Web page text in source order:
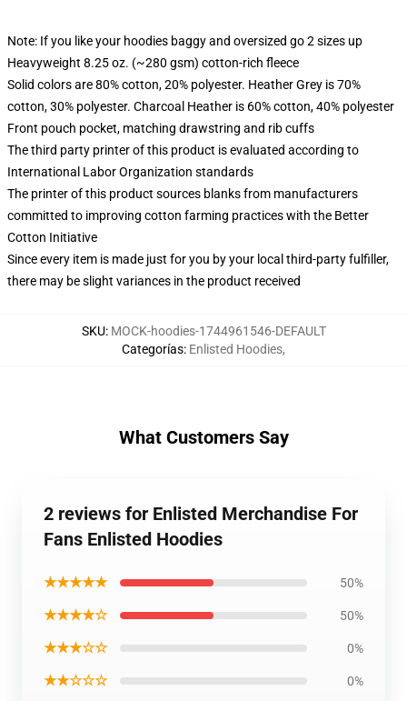
Note: If you like your hoodies baggy and oversized go 2 sizes up
Heavyweight 8.25 oz. (~280 gsm) cotton-rich fleece
Solid colors are 80% cotton, 20% polyester. Heather Grey is 70%
cotton, 30% polyester. Charcoal Heather is 60% cotton, 40% polyester
Front pouch pocket, matching drawstring and rib cuffs
The third party printer of this product is evaluated according to
International Labor Organization standards
The printer of this product sources blanks from manufacturers
committed to improving cotton farming practices with the Better
Cotton Initiative
Since every item is made just for you by your local third-party fulfiller,
there may be slight variances in the product received
SKU: MOCK-hoodies-1744961546-DEFAULT
Categorías: Enlisted Hoodies,
What Customers Say
2 reviews for Enlisted Merchandise For
Fans Enlisted Hoodies
★★★★★ 50%
★★★★☆ 50%
★★★☆☆ 0%
★★☆☆☆ 0%